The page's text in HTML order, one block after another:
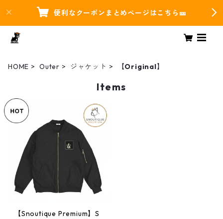
便利なクーポンまとめページはこちら🎫
HOME Outer ジャケット 【Original】
Items
【Snoutique Premium】S